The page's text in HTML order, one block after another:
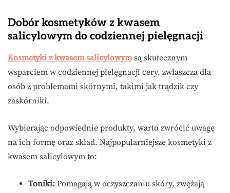
Dobór kosmetyków z kwasem
salicylowym do codziennej pielęgnacji
Kosmetyki z kwasem salicylowymsą skutecznym
wsparciem w codziennej pielęgnacji cery, zwłaszcza dla
osób z problemami skórnymi, takimi jak trądzik czy
zaskórniki.
Wybierając odpowiednie produkty, warto zwrócić uwagę
na ich formę oraz skład. Najpopularniejsze kosmetyki z
kwasem salicylowym to:
Toniki: Pomagają w oczyszczaniu skóry, zwężają